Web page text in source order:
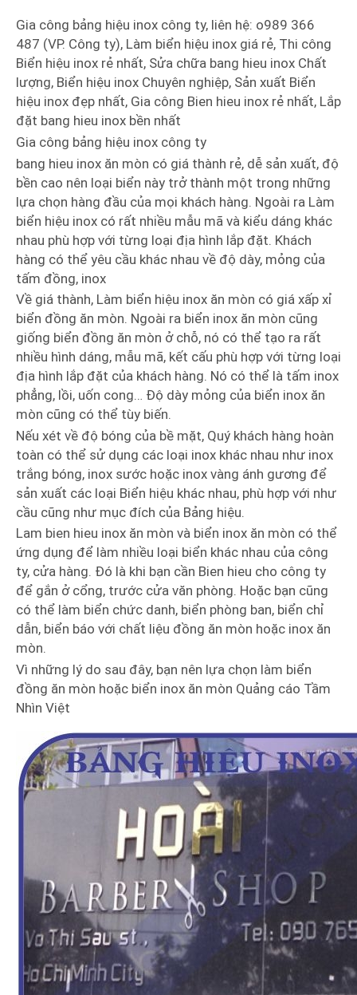
Gia công bảng hiệu inox công ty, liên hệ: o989 366
487 (VP. Công ty), Làm biển hiệu inox giá rẻ, Thi công
Biển hiệu inox rẻ nhất, Sửa chữa bang hieu inox Chất
lượng, Biển hiệu inox Chuyên nghiệp, Sản xuất Biển
hiệu inox đẹp nhất, Gia công Bien hieu inox rẻ nhất, Lắp
đặt bang hieu inox bền nhất
Gia công bảng hiệu inox công ty
bang hieu inox ăn mòn có giá thành rẻ, dễ sản xuất, độ
bền cao nên loại biển này trở thành một trong những
lựa chọn hàng đầu của mọi khách hàng. Ngoài ra Làm
biển hiệu inox có rất nhiều mẫu mã và kiểu dáng khác
nhau phù hợp với từng loại địa hình lắp đặt. Khách
hàng có thể yêu cầu khác nhau về độ dày, mỏng của
tấm đồng, inox
Về giá thành, Làm biển hiệu inox ăn mòn có giá xấp xỉ
biển đồng ăn mòn. Ngoài ra biển inox ăn mòn cũng
giống biển đồng ăn mòn ở chỗ, nó có thể tạo ra rất
nhiều hình dáng, mẫu mã, kết cấu phù hợp với từng loại
địa hình lắp đặt của khách hàng. Nó có thể là tấm inox
phẳng, lồi, uốn cong… Độ dày mỏng của biển inox ăn
mòn cũng có thể tùy biến.
Nếu xét về độ bóng của bề mặt, Quý khách hàng hoàn
toàn có thể sử dụng các loại inox khác nhau như inox
trắng bóng, inox sước hoặc inox vàng ánh gương để
sản xuất các loại Biển hiệu khác nhau, phù hợp với như
cầu cũng như mục đích của Bảng hiệu.
Lam bien hieu inox ăn mòn và biển inox ăn mòn có thể
ứng dụng để làm nhiều loại biển khác nhau của công
ty, cửa hàng. Đó là khi bạn cần Bien hieu cho công ty
để gắn ở cổng, trước cửa văn phòng. Hoặc bạn cũng
có thể làm biển chức danh, biển phòng ban, biển chỉ
dẫn, biển báo với chất liệu đồng ăn mòn hoặc inox ăn
mòn.
Vì những lý do sau đây, bạn nên lựa chọn làm biển
đồng ăn mòn hoặc biển inox ăn mòn Quảng cáo Tầm
Nhìn Việt